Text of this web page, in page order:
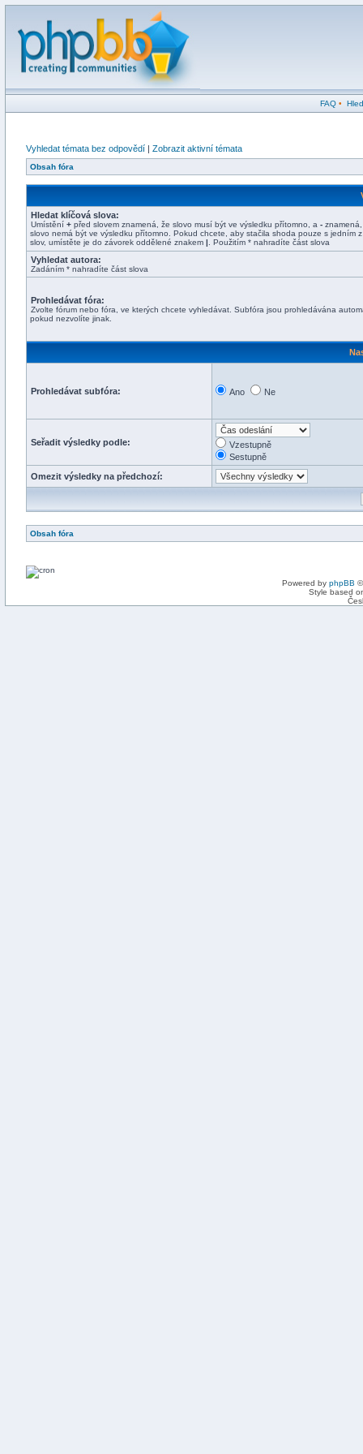
FAQ•
Vyhledat témata bez odpovědí | Zobrazit aktivní témata
Obsah fóra
Hledat klíčová slova:
Umístění + před slovem znamená, že slovo musí být ve výsledku přítomno, a -
slovo nemá být ve výsledku přítomno. Pokud chcete, aby stačila shoda pouze s jedním
slov, umístěte je do závorek oddělené znakem | . Použitím * nahradíte část slova
Vyhledat autora:
Zadáním * nahradíte část slova
Prohledávat fóra:
Zvolte fórum nebo fóra, ve kterých chcete vyhledávat. Subfóra jsou prohledávána
pokud nezvolíte jinak.
Prohledávat subfóra: Ano Ne
Seřadit výsledky podle:
Vzestupně
Sestupně
Omezit výsledky na předchozí:
Obsah fóra
Powered by phpBB
Style based